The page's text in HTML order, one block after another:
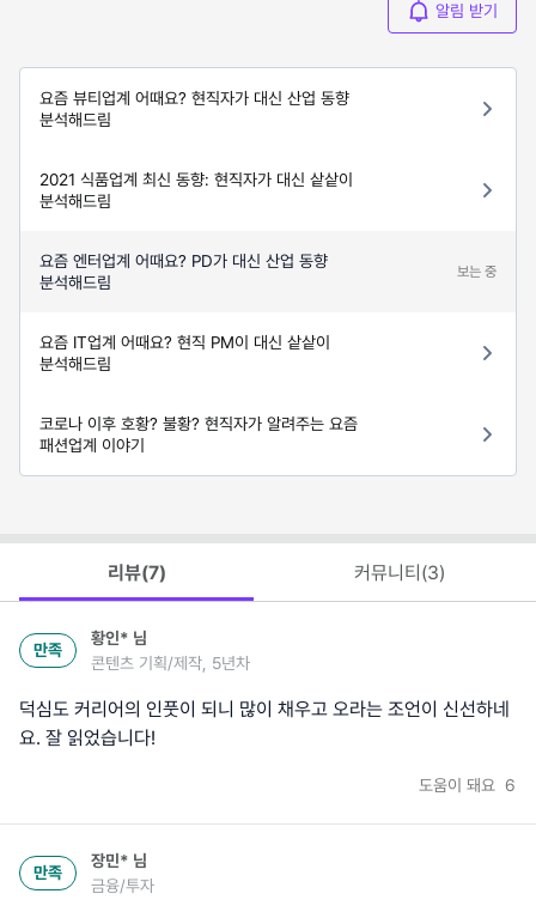
알림 받기
요즘 뷰티업계 어때요? 현직자가 대신 산업 동향
분석해드림
2021 식품업계 최신 동향: 현직자가 대신 샅샅이
분석해드림
요즘 엔터업계 어때요? PD가 대신 산업 동향
분석해드림
보는 중
요즘 IT업계 어때요? 현직 PM이 대신 샅샅이
분석해드림
코로나 이후 호황? 불황? 현직자가 알려주는 요즘
패션업계 이야기
리뷰(7) 커뮤니티(3)
만족
황인* 님
콘텐츠 기획/제작, 5년차
덕심도 커리어의 인풋이 되니 많이 채우고 오라는 조언이 신선하네
요. 잘 읽었습니다!
도움이 돼요 6
만족
장민* 님
금융/투자